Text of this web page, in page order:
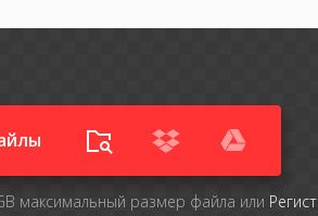
максимальный размер файла или